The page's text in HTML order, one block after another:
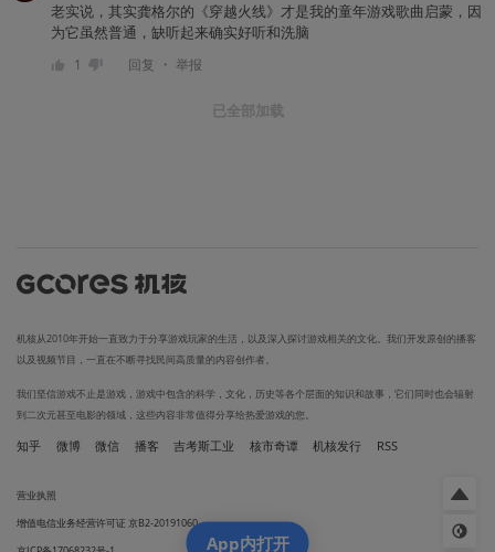
老实说，其实龚格尔的《穿越火线》才是我的童年游戏歌曲启蒙，因
为它虽然普通，缺听起来确实好听和洗脑
1 回复 ・ 举报
已全部加载
机核从2010年开始一直致力于分享游戏玩家的生活，以及深入探讨游戏相关的文化。我们开发原创的播客
以及视频节目，一直在不断寻找民间高质量的内容创作者。
我们坚信游戏不止是游戏，游戏中包含的科学，文化，历史等各个层面的知识和故事，它们同时也会辐射
到二次元甚至电影的领域，这些内容非常值得分享给热爱游戏的您。
知乎 微博 微信 播客 吉考斯工业 核市奇谭 机核发行 RSS
营业执照
增值电信业务经营许可证 京B2-20191060
App内打开